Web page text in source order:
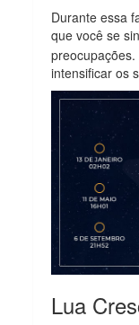
Durante essa
que você se
intensificar os
Lua